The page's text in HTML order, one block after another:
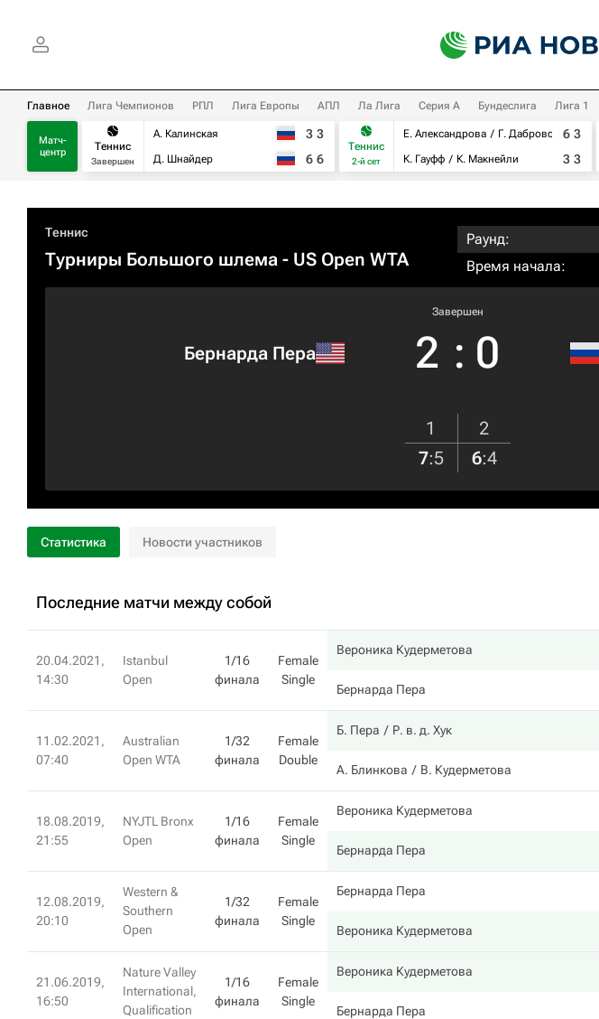
Главное Лига Чемпионов РПЛ Лига Европы АПЛ Ла Лига Серия А Бундеслига Лига 1
Матч-
центр
Теннис
Завершен
А. Калинская
Д. Шнайдер
3 3
6 6
Теннис
2-й сет
Е. Александрова
Г. Дабровски
К. Гауфф
К. Макнейли
6 3
3 3
Теннис
Турниры Большого шлема - US Open WTA
Раунд:
Время начала:
Бернарда Пера
Завершен
2 : 0
1
2
7:5 6:4
Статистика Новости участников
Последние матчи между собой
20.04.2021,
14:30
Istanbul
Open
1/16
финала
Female
Single
Вероника Кудерметова
Бернарда Пера
11.02.2021,
07:40
Australian
Open WTA
1/32
финала
Female
Double
Б. Пера Р. в. д. Хук
А. Блинкова В. Кудерметова
18.08.2019,
21:55
NYJTL Bronx
Open
1/16
финала
Female
Single
Вероника Кудерметова
Бернарда Пера
12.08.2019,
20:10
Western &
Southern
Open
1/32
финала
Female
Single
Бернарда Пера
Вероника Кудерметова
21.06.2019,
16:50
Nature Valley
International,
Qualification
1/16
финала
Female
Single
Вероника Кудерметова
Бернарда Пера